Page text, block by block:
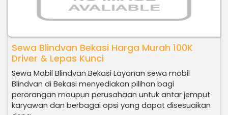
Sewa Blindvan Bekasi Harga Murah 100K
Driver & Lepas Kunci
Sewa Mobil Blindvan Bekasi Layanan sewa mobil
Blindvan di Bekasi menyediakan pilihan bagi
perorangan maupun perusahaan untuk antar jemput
karyawan dan berbagai opsi yang dapat disesuaikan